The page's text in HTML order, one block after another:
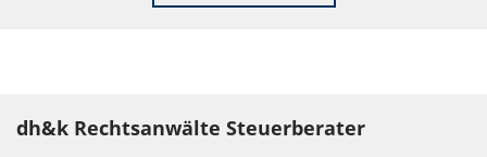
dh&k Rechtsanwälte Steuerberater